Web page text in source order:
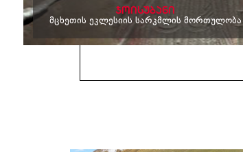
ჯოისუბანი
მცხეთის ეკლესიის სარკმლის მორთულობა